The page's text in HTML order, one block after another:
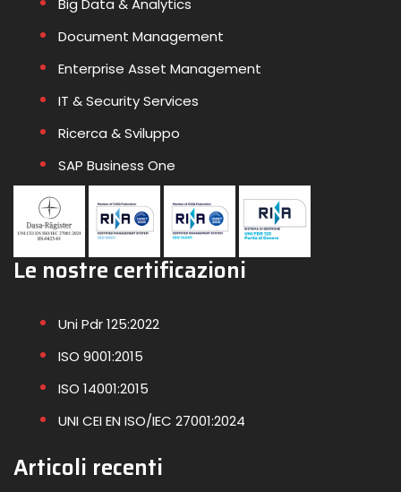
Big Data & Analytics
Document Management
Enterprise Asset Management
IT & Security Services
Ricerca & Sviluppo
SAP Business One
Le nostre certificazioni
Uni Pdr 125:2022
ISO 9001:2015
ISO 14001:2015
UNI CEI EN ISO/IEC 27001:2024
Articoli recenti